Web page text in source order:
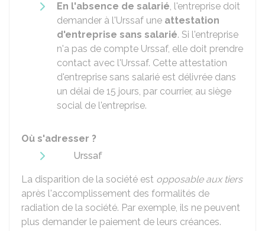
En l'absence de salarié, l'entreprise doit
demander à l'Urssaf une attestation
d'entreprise sans salarié. Si l'entreprise
n'a pas de compte Urssaf, elle doit prendre
contact avec l'Urssaf. Cette attestation
d'entreprise sans salarié est délivrée dans
un délai de 15 jours, par courrier, au siège
social de l'entreprise.
Où s'adresser ?
Urssaf
La disparition de la société est opposable aux tiers
après l'accomplissement des formalités de
radiation de la société. Par exemple, ils ne peuvent
plus demander le paiement de leurs créances.